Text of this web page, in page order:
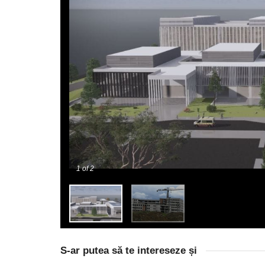
1of 2
S-ar putea să te intereseze și